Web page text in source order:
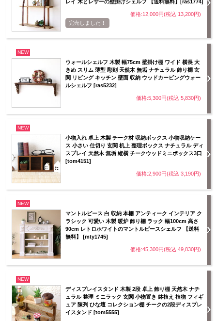
レイ 木とレザーの壁掛けシェルフ 【送料無料】[ras1774]
価格:12,000円(税込 13,200円)
完売しました！
NEW
ウォールシェルフ 木製 幅75cm 壁掛け棚 ワイド 横長 大
きめ スリム 薄型 彫刻 天然木 無垢 ナチュラル 飾り棚 玄
関 リビング キッチン 壁面 収納 ウッドカービングウォー
ルシェルフ [ras5232]
価格:5,300円(税込 5,830円)
NEW
小物入れ 卓上 木製 チーク材 収納ボックス 小物収納ケー
ス 小さい 仕切り 玄関 机上 整理ボックス ナチュラル ディ
スプレイ 天然木 無垢 縦横 チークウッドミニボックス3口
[tom4151]
価格:2,900円(税込 3,190円)
NEW
マントルピース 白 収納 本棚 アンティーク インテリア ク
ラシック 可愛い 木製 暖炉 飾り棚 ラック 幅100cm 高さ
90cm レトロホワイトのマントルピースシェルフ 【送料
無料】 [mty1745]
価格:45,300円(税込 49,830円)
NEW
ディスプレイスタンド 木製 2段 卓上 飾り棚 天然木 ナチ
ュラル 整理 ミニラック 玄関 小物置き 鉢植え 植物 フィギ
ュア 陳列 ひな壇 コレクション棚 チークの2段ディスプレ
イスタンド [tom5555]